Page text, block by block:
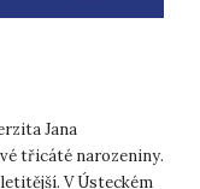
Jana
třicáté narozeniny.
V Ústeckém